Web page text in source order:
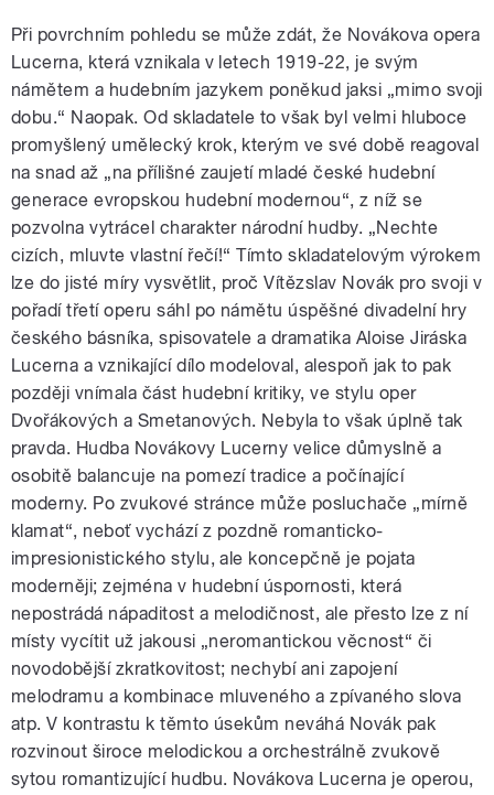
Při povrchním pohledu se může zdát, že Novákova opera
Lucerna, která vznikala v letech 1919-22, je svým
námětem a hudebním jazykem poněkud jaksi „mimo svoji
dobu.“ Naopak. Od skladatele to však byl velmi hluboce
promyšlený umělecký krok, kterým ve své době reagoval
na snad až „na přílišné zaujetí mladé české hudební
generace evropskou hudební modernou“, z níž se
pozvolna vytrácel charakter národní hudby. „Nechte
cizích, mluvte vlastní řečí!“ Tímto skladatelovým výrokem
lze do jisté míry vysvětlit, proč Vítězslav Novák pro svoji v
pořadí třetí operu sáhl po námětu úspěšné divadelní hry
českého básníka, spisovatele a dramatika Aloise Jiráska
Lucerna a vznikající dílo modeloval, alespoň jak to pak
později vnímala část hudební kritiky, ve stylu oper
Dvořákových a Smetanových. Nebyla to však úplně tak
pravda. Hudba Novákovy Lucerny velice důmyslně a
osobitě balancuje na pomezí tradice a počínající
moderny. Po zvukové stránce může posluchače „mírně
klamat“, neboť vychází z pozdně romanticko-
impresionistického stylu, ale koncepčně je pojata
moderněji; zejména v hudební úspornosti, která
nepostrádá nápaditost a melodičnost, ale přesto lze z ní
místy vycítit už jakousi „neromantickou věcnost“ či
novodobější zkratkovitost; nechybí ani zapojení
melodramu a kombinace mluveného a zpívaného slova
atp. V kontrastu k těmto úsekům neváhá Novák pak
rozvinout široce melodickou a orchestrálně zvukově
sytou romantizující hudbu. Novákova Lucerna je operou,